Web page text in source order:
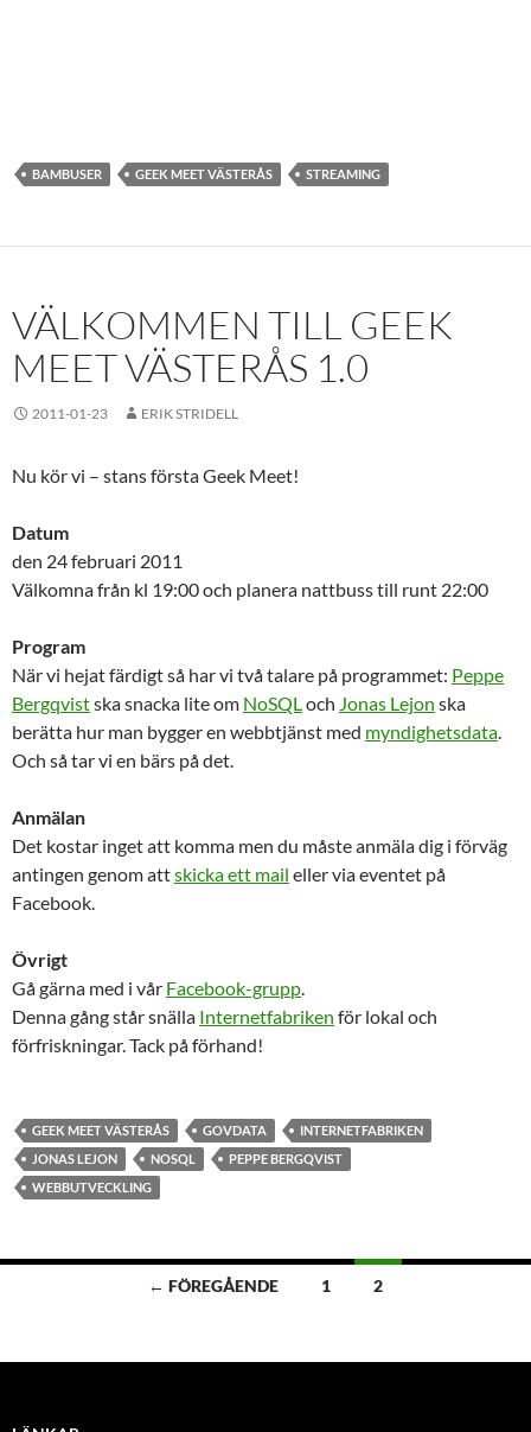
BAMBUSER GEEK MEET VÄSTERÅS STREAMING
VÄLKOMMEN TILL GEEK
MEET VÄSTERÅS 1.0
2011-01-23 ERIK STRIDELL
Nu kör vi – stans första Geek Meet!
Datum
den 24 februari 2011
Välkomna från kl 19:00 och planera nattbuss till runt 22:00
Program
När vi hejat färdigt så har vi två talare på programmet: Peppe
Bergqvistska snacka lite om NoSQLoch Jonas Lejon ska
berätta hur man bygger en webbtjänst med myndighetsdata.
Och så tar vi en bärs på det.
Anmälan
Det kostar inget att komma men du måste anmäla dig i förväg
antingen genom attskicka ett mail eller via eventet på
Facebook.
Övrigt
Gå gärna med i vår Facebook-grupp.
Denna gång står snälla Internetfabriken för lokal och
förfriskningar. Tack på förhand!
GEEK MEET VÄSTERÅS GOVDATA
INTERNETFABRIKEN
JONAS LEJON
NOSQL
PEPPE BERGQVIST
WEBBUTVECKLING
Inläggsnavigering
← FÖREGÅENDE 1 2